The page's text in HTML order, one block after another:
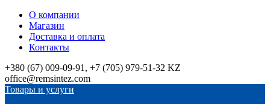
О компании
Магазин
Доставка и оплата
Контакты
+380 (67) 009-09-91, +7 (705) 979-51-32 KZ
office@remsintez.com
Товары и услуги